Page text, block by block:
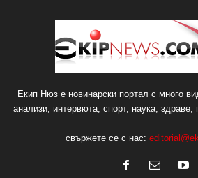
Екип Нюз е новинарски портал с много
анализи, интервюта, спорт, наука, здраве,
свържете се с нас: